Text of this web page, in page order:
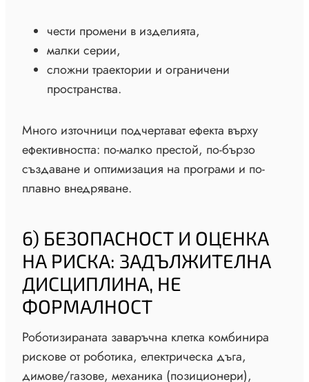
чести промени в изделията,
малки серии,
сложни траектории и ограничени
пространства.
Много източници подчертават ефекта върху
ефективността: по-малко престой, по-бързо
създаване и оптимизация на програми и по-
плавно внедряване.
6) БЕЗОПАСНОСТ И ОЦЕНКА
НА РИСКА: ЗАДЪЛЖИТЕЛНА
ДИСЦИПЛИНА, НЕ
ФОРМАЛНОСТ
Роботизираната заваръчна клетка комбинира
рискове от роботика, електрическа дъга,
димове/газове, механика (позиционери),